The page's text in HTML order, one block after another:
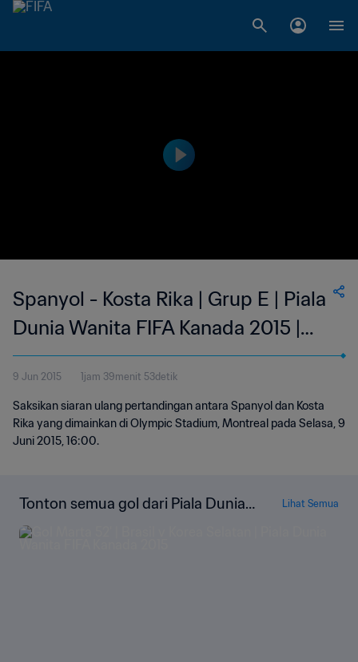
Spanyol - Kosta Rika | Grup E | Piala
Dunia Wanita FIFA Kanada 2015 |
Siaran Ulang
9 Jun 2015 1jam 39menit 53detik
Saksikan siaran ulang pertandingan antara Spanyol dan Kosta
Rika yang dimainkan di Olympic Stadium, Montreal pada Selasa, 9
Juni 2015, 16:00.
Tonton semua gol dari Piala Dunia
Wanita FIFA 2015 Kanada
Lihat Semua